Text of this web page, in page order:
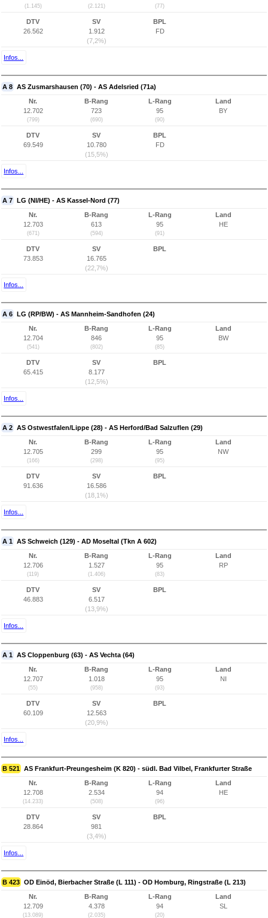
(1.145) (2.121) (77)
DTV
26.562
SV
1.912
(7,2%)
BPL
FD
Infos...
A 8 AS Zusmarshausen (70) - AS Adelsried (71a)
Nr.
12.702
(799)
B-Rang
723
(690)
L-Rang
95
(90)
Land
BY
DTV
69.549
SV
10.780
(15,5%)
BPL
FD
Infos...
A 7 LG (NI/HE) - AS Kassel-Nord (77)
Nr.
12.703
(671)
B-Rang
613
(594)
L-Rang
95
(91)
Land
HE
DTV
73.853
SV
16.765
(22,7%)
BPL
Infos...
A 6 LG (RP/BW) - AS Mannheim-Sandhofen (24)
Nr.
12.704
(541)
B-Rang
846
(802)
L-Rang
95
(85)
Land
BW
DTV
65.415
SV
8.177
(12,5%)
BPL
Infos...
A 2 AS Ostwestfalen/Lippe (28) - AS Herford/Bad Salzuflen (29)
Nr.
12.705
(166)
B-Rang
299
(298)
L-Rang
95
(95)
Land
NW
DTV
91.636
SV
16.586
(18,1%)
BPL
Infos...
A 1 AS Schweich (129) - AD Moseltal (Tkn A 602)
Nr.
12.706
(119)
B-Rang
1.527
(1.406)
L-Rang
95
(83)
Land
RP
DTV
46.883
SV
6.517
(13,9%)
BPL
Infos...
A 1 AS Cloppenburg (63) - AS Vechta (64)
Nr.
12.707
(55)
B-Rang
1.018
(958)
L-Rang
95
(93)
Land
NI
DTV
60.109
SV
12.563
(20,9%)
BPL
Infos...
B 521 AS Frankfurt-Preungesheim (K 820) - südl. Bad Vilbel, Frankfurter Straße
Nr.
12.708
(14.233)
B-Rang
2.534
(508)
L-Rang
94
(96)
Land
HE
DTV
28.864
SV
981
(3,4%)
BPL
Infos...
B 423 OD Einöd, Bierbacher Straße (L 111) - OD Homburg, Ringstraße (L 213)
Nr.
12.709
(13.089)
B-Rang
4.378
(2.035)
L-Rang
94
(20)
Land
SL